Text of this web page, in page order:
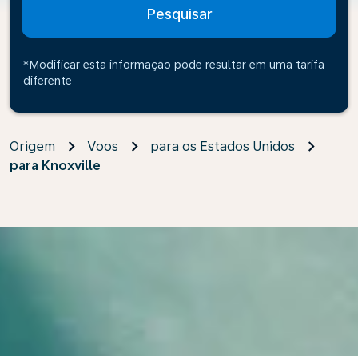
Pesquisar
*Modificar esta informação pode resultar em uma tarifa
diferente
Origem Voos
para os Estados Unidos
para Knoxville